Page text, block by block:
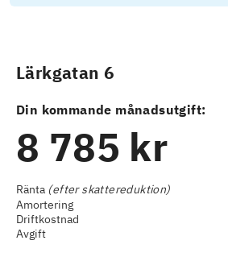
Lärkgatan 6
Din kommande månadsutgift:
8 785 kr
Ränta (efter skattereduktion)
Amortering
Driftkostnad
Avgift